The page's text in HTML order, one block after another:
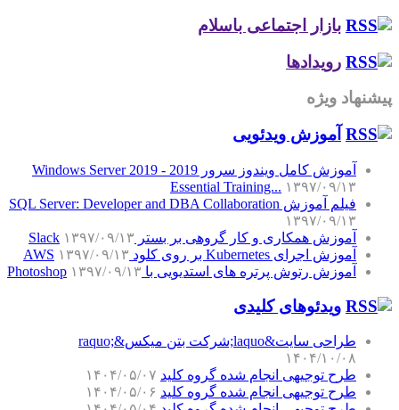
بازار اجتماعی باسلام
رویدادها
پیشنهاد ویژه
آموزش‌ ویدئویی
آموزش کامل ویندوز سرور 2019 - Windows Server 2019
Essential Training... ۱۳۹۷/۰۹/۱۳
فیلم آموزش SQL Server: Developer and DBA Collaboration
۱۳۹۷/۰۹/۱۳
آموزش همکاری و کار گروهی بر بستر Slack ۱۳۹۷/۰۹/۱۳
آموزش اجرای Kubernetes بر روی کلود AWS
۱۳۹۷/۰۹/۱۳
آموزش رتوش پرتره های استدیویی با Photoshop ۱۳۹۷/۰۹/۱۳
ویدئوهای کلیدی
طراحی سایت&laquo;شرکت بتن میکس&raquo;
۱۴۰۴/۱۰/۰۸
طرح توجیهی انجام شده گروه کلید ۱۴۰۴/۰۵/۰۷
طرح توجیهی انجام شده گروه کلید ۱۴۰۴/۰۵/۰۶